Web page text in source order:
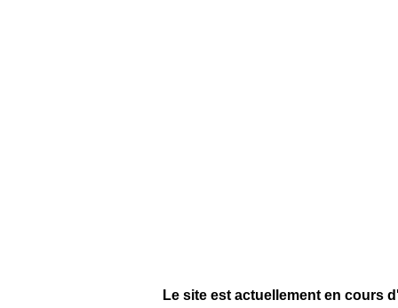
Le site est actuellement en cours